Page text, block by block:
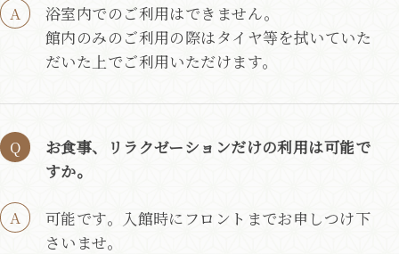
浴室内でのご利用はできません。
館内のみのご利用の際はタイヤ等を拭いていた
だいた上でご利用いただけます。
お食事、リラクゼーションだけの利用は可能で
すか。
可能です。入館時にフロントまでお申しつけ下
さいませ。